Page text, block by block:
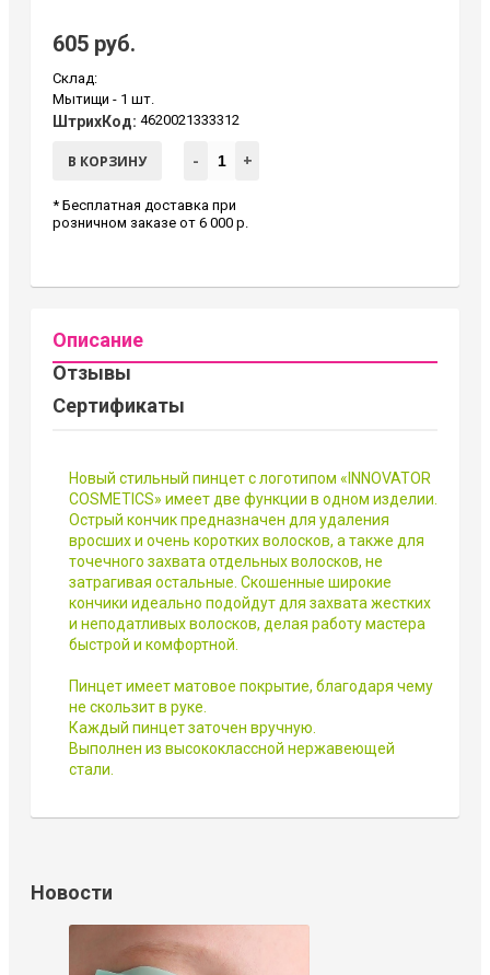
605 руб.
Склад:
Мытищи - 1 шт.
ШтрихКод: 4620021333312
В КОРЗИНУ - +
* Бесплатная доставка при
розничном заказе от 6 000 р.
Описание
Отзывы
Сертификаты
Новый стильный пинцет с логотипом «INNOVATOR
COSMETICS» имеет две функции в одном изделии.
Острый кончик предназначен для удаления
вросших и очень коротких волосков, а также для
точечного захвата отдельных волосков, не
затрагивая остальные. Скошенные широкие
кончики идеально подойдут для захвата жестких
и неподатливых волосков, делая работу мастера
быстрой и комфортной.
Пинцет имеет матовое покрытие, благодаря чему
не скользит в руке.
Каждый пинцет заточен вручную.
Выполнен из высококлассной нержавеющей
стали.
Новости